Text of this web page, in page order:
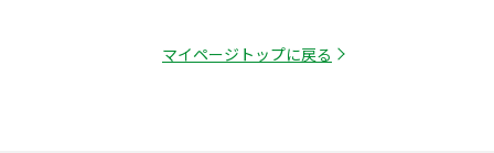
マイページトップに戻る